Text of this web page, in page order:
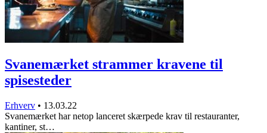
Svanemærket strammer kravene til
spisesteder
Erhverv • 13.03.22
Svanemærket har netop lanceret skærpede krav til restauranter,
kantiner, st…